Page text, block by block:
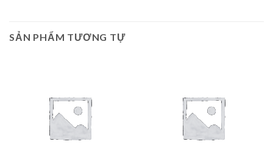
SẢN PHẨM TƯƠNG TỰ